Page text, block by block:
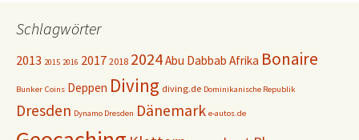
Schlagwörter
2013 2015 2016 2017 2018 2024Abu Dabbab Afrika Bonaire
Bunker Coins Deppen Diving diving.de Dominikanische Republik
Dresden Dynamo Dresden Dänemark e-autos.de